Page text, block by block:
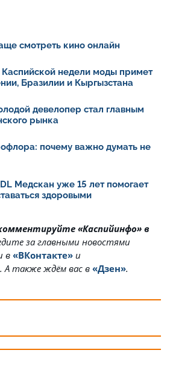
смотреть кино онлайн
недели моды примет
Бразилии и Кыргызстана
девелопер стал главным
рынка
почему важно думать не
Медскан уже 15 лет помогает
здоровыми
«Каспийинфо» в
за главными новостями
в «ВКонтакте» и
. А также ждём вас в «Дзен».